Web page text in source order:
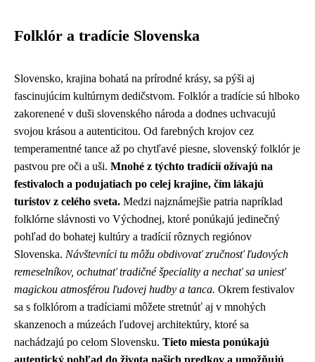
Folklór a tradície Slovenska
Slovensko, krajina bohatá na prírodné krásy, sa pýši aj
fascinujúcim kultúrnym dedičstvom. Folklór a tradície sú hlboko
zakorenené v duši slovenského národa a dodnes uchvacujú
svojou krásou a autenticitou. Od farebných krojov cez
temperamentné tance až po chytľavé piesne, slovenský folklór je
pastvou pre oči a uši. Mnohé z týchto tradícií ožívajú na
festivaloch a podujatiach po celej krajine, čím lákajú
turistov z celého sveta. Medzi najznámejšie patria napríklad
folklórne slávnosti vo Východnej, ktoré ponúkajú jedinečný
pohľad do bohatej kultúry a tradícií rôznych regiónov
Slovenska. Návštevníci tu môžu obdivovať zručnosť ľudových
remeselníkov, ochutnať tradičné špeciality a nechať sa uniesť
magickou atmosférou ľudovej hudby a tanca. Okrem festivalov
sa s folklórom a tradíciami môžete stretnúť aj v mnohých
skanzenoch a múzeách ľudovej architektúry, ktoré sa
nachádzajú po celom Slovensku. Tieto miesta ponúkajú
autentický pohľad do života našich predkov a umožňujú